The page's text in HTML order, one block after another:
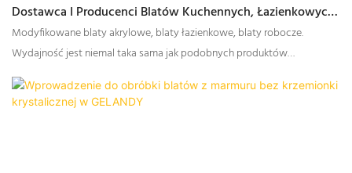
Dostawca I Producenci Blatów Kuchennych, Łazienkowych,
Z Modyfikowanego Akrylu, Z Litej Powierzchni | GELANDY
Modyfikowane blaty akrylowe, blaty łazienkowe, blaty robocze.
Wydajność jest niemal taka sama jak podobnych produktów
zagranicznych.